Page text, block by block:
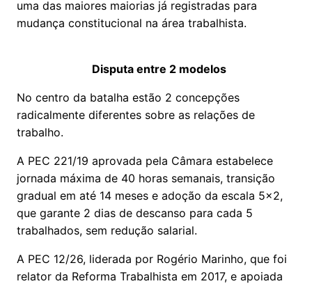
uma das maiores maiorias já registradas para
mudança constitucional na área trabalhista.
Disputa entre 2 modelos
No centro da batalha estão 2 concepções
radicalmente diferentes sobre as relações de
trabalho.
A PEC 221/19 aprovada pela Câmara estabelece
jornada máxima de 40 horas semanais, transição
gradual em até 14 meses e adoção da escala 5x2,
que garante 2 dias de descanso para cada 5
trabalhados, sem redução salarial.
A PEC 12/26, liderada por Rogério Marinho, que foi
relator da Reforma Trabalhista em 2017, e apoiada